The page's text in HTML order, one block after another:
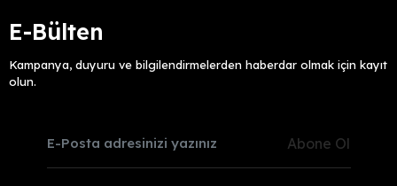
E-Bülten
Kampanya, duyuru ve bilgilendirmelerden haberdar olmak için kayıt
olun.
Abone Ol